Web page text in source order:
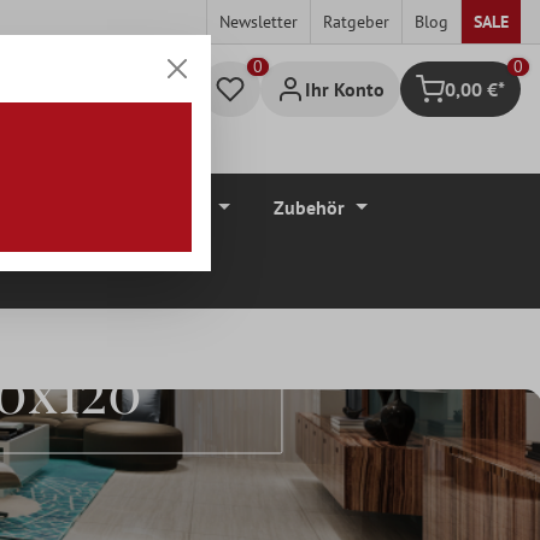
Newsletter Ratgeber Blog SALE
Ihr Konto Warenkorb
0
0,00 €*
Zubehör